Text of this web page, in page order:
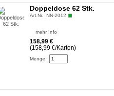
Doppeldose 62 Stk.
Art.Nr.: NN-2012
mehr Info
158,99 €
(158,99 €/Karton)
Menge: